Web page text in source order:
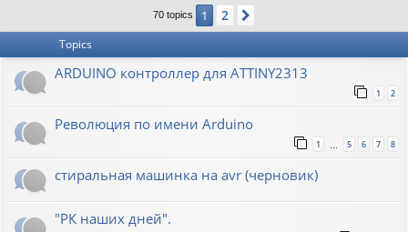
70 topics 1 2
Topics
ARDUINO контроллер для ATTINY2313
1 2
Революция по имени Arduino
1 … 5 6 7 8
стиральная машинка на avr (черновик)
"РК наших дней".